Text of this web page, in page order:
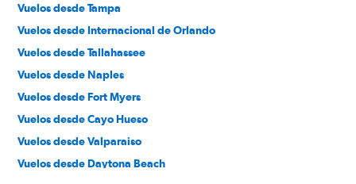
Vuelos desde Tampa
Vuelos desde Internacional de Orlando
Vuelos desde Tallahassee
Vuelos desde Naples
Vuelos desde Fort Myers
Vuelos desde Cayo Hueso
Vuelos desde Valparaiso
Vuelos desde Daytona Beach